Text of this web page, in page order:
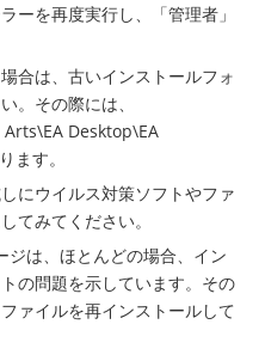
ーを再度実行し、「管理者」
合は、古いインストールフォ
。その際には、
Desktop\EA
ます。
にウイルス対策ソフトやファ
てみてください。
ジは、ほとんどの場合、イン
の問題を示しています。その
ァイルを再インストールして